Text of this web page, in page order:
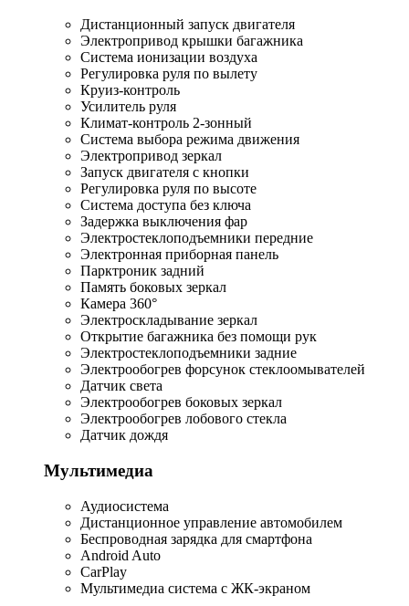
Дистанционный запуск двигателя
Электропривод крышки багажника
Система ионизации воздуха
Регулировка руля по вылету
Круиз-контроль
Усилитель руля
Климат-контроль 2-зонный
Система выбора режима движения
Электропривод зеркал
Запуск двигателя с кнопки
Регулировка руля по высоте
Система доступа без ключа
Задержка выключения фар
Электростеклоподъемники передние
Электронная приборная панель
Парктроник задний
Память боковых зеркал
Камера 360°
Электроскладывание зеркал
Открытие багажника без помощи рук
Электростеклоподъемники задние
Электрообогрев форсунок стеклоомывателей
Датчик света
Электрообогрев боковых зеркал
Электрообогрев лобового стекла
Датчик дождя
Мультимедиа
Аудиосистема
Дистанционное управление автомобилем
Беспроводная зарядка для смартфона
Android Auto
CarPlay
Мультимедиа система с ЖК-экраном